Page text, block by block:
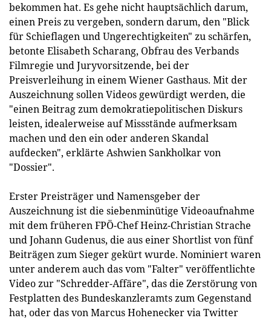
bekommen hat. Es gehe nicht hauptsächlich darum,
einen Preis zu vergeben, sondern darum, den "Blick
für Schieflagen und Ungerechtigkeiten" zu schärfen,
betonte Elisabeth Scharang, Obfrau des Verbands
Filmregie und Juryvorsitzende, bei der
Preisverleihung in einem Wiener Gasthaus. Mit der
Auszeichnung sollen Videos gewürdigt werden, die
"einen Beitrag zum demokratiepolitischen Diskurs
leisten, idealerweise auf Missstände aufmerksam
machen und den ein oder anderen Skandal
aufdecken", erklärte Ashwien Sankholkar von
"Dossier".
Erster Preisträger und Namensgeber der
Auszeichnung ist die siebenminütige Videoaufnahme
mit dem früheren FPÖ-Chef Heinz-Christian Strache
und Johann Gudenus, die aus einer Shortlist von fünf
Beiträgen zum Sieger gekürt wurde. Nominiert waren
unter anderem auch das vom "Falter" veröffentlichte
Video zur "Schredder-Affäre", das die Zerstörung von
Festplatten des Bundeskanzleramts zum Gegenstand
hat, oder das von Marcus Hohenecker via Twitter